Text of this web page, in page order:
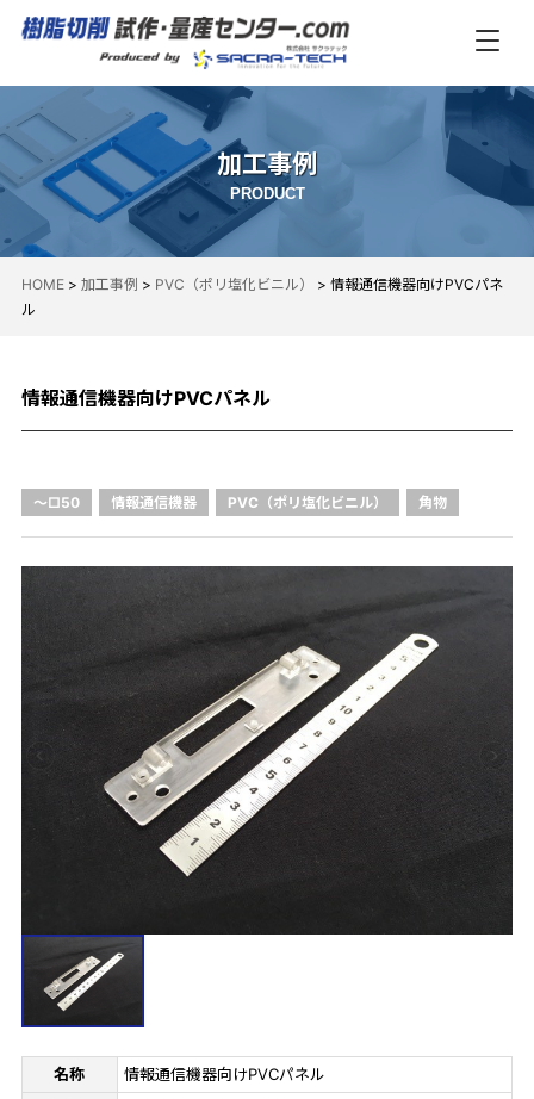
加工事例
PRODUCT
HOME> 加工事例 > PVC（ポリ塩化ビニル） > 情報通信機器向けPVCパネ
ル
情報通信機器向けPVCパネル
～□50 情報通信機器 PVC（ポリ塩化ビニル） 角物
名称
情報通信機器向けPVCパネル